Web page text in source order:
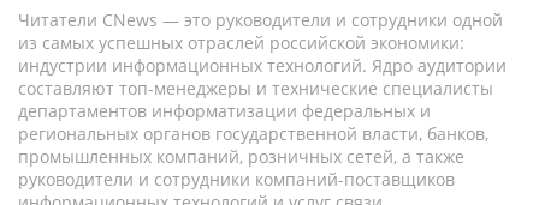
Читатели CNews — это руководители и сотрудники одной
из самых успешных отраслей российской экономики:
индустрии информационных технологий. Ядро аудитории
составляют топ-менеджеры и технические специалисты
департаментов информатизации федеральных и
региональных органов государственной власти, банков,
промышленных компаний, розничных сетей, а также
руководители и сотрудники компаний-поставщиков